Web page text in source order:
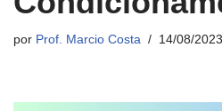
por Prof. Marcio Costa 14/08/2023